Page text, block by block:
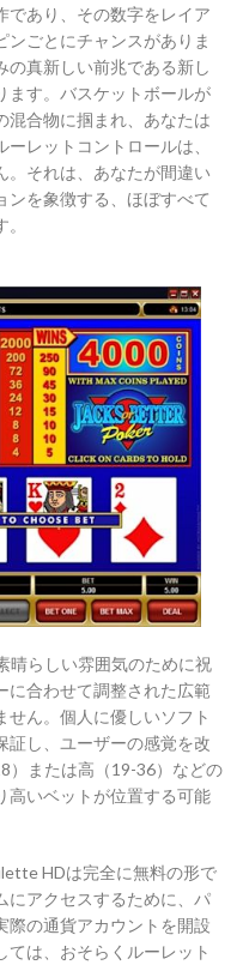
であり、その数字をレイア
ンごとにチャンスがありま
の真新しい前兆である新し
ます。バスケットボールが
混合物に掴まれ、あなたは
レットコントロールは、
。それは、あなたが間違い
ンを象徴する、ほぼすべて
晴らしい雰囲気のために祝
に合わせて調整された広範
せん。個人に優しいソフト
証し、ユーザーの感覚を改
）または高（19-36）などの
高いベットが位置する可能
HDは完全に無料の形で
にアクセスするために、パ
際の通貨アカウントを開設
は、おそらくルーレット